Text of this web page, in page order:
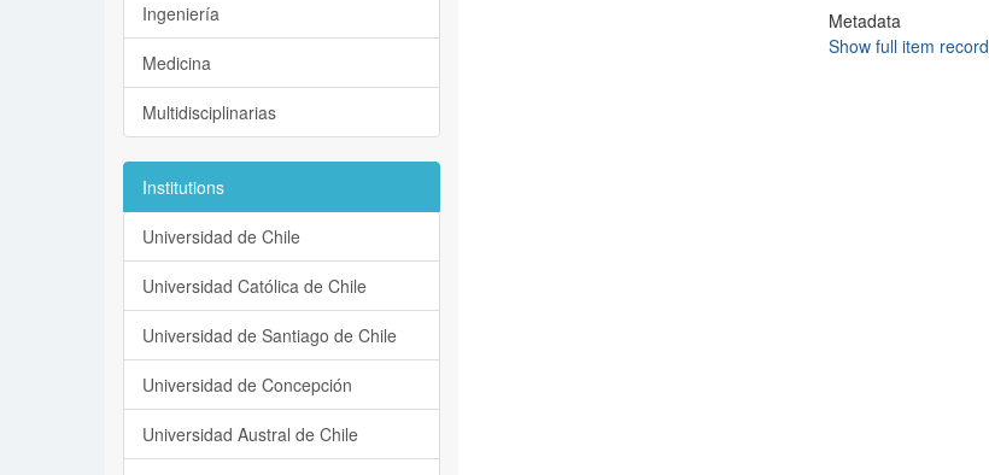
Metadata
Show full item record
Ingeniería
Medicina
Multidisciplinarias
Institutions
Universidad de Chile
Universidad Católica de Chile
Universidad de Santiago de Chile
Universidad de Concepción
Universidad Austral de Chile